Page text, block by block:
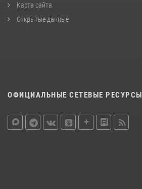
Карта сайта
Открытые данные
ОФИЦИАЛЬНЫЕ СЕТЕВЫЕ РЕСУРСЫ